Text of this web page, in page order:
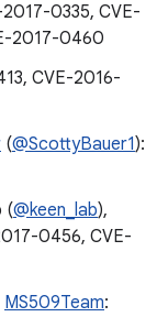
0335, CVE-
2017-0460
CVE-2016-
(@ScottyBauer1):
(@keen_lab),
0456, CVE-
MS509Team: